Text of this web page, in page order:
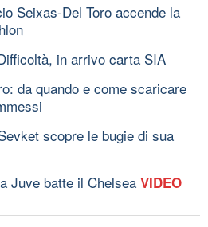
Seixas-Del Toro accende la
in arrivo carta SIA
da quando e come scaricare
scopre le bugie di sua
Juve batte il Chelsea VIDEO